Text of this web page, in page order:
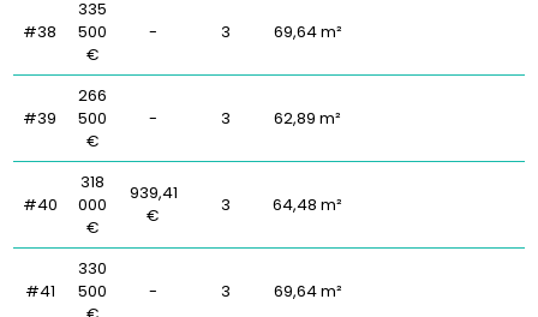
#38
335
500
€
- 3 69,64 m²
#39
266
500
€
- 3 62,89 m²
#40
318
000
€
939,41
€
3 64,48 m²
#41
330
500
- 3 69,64 m²